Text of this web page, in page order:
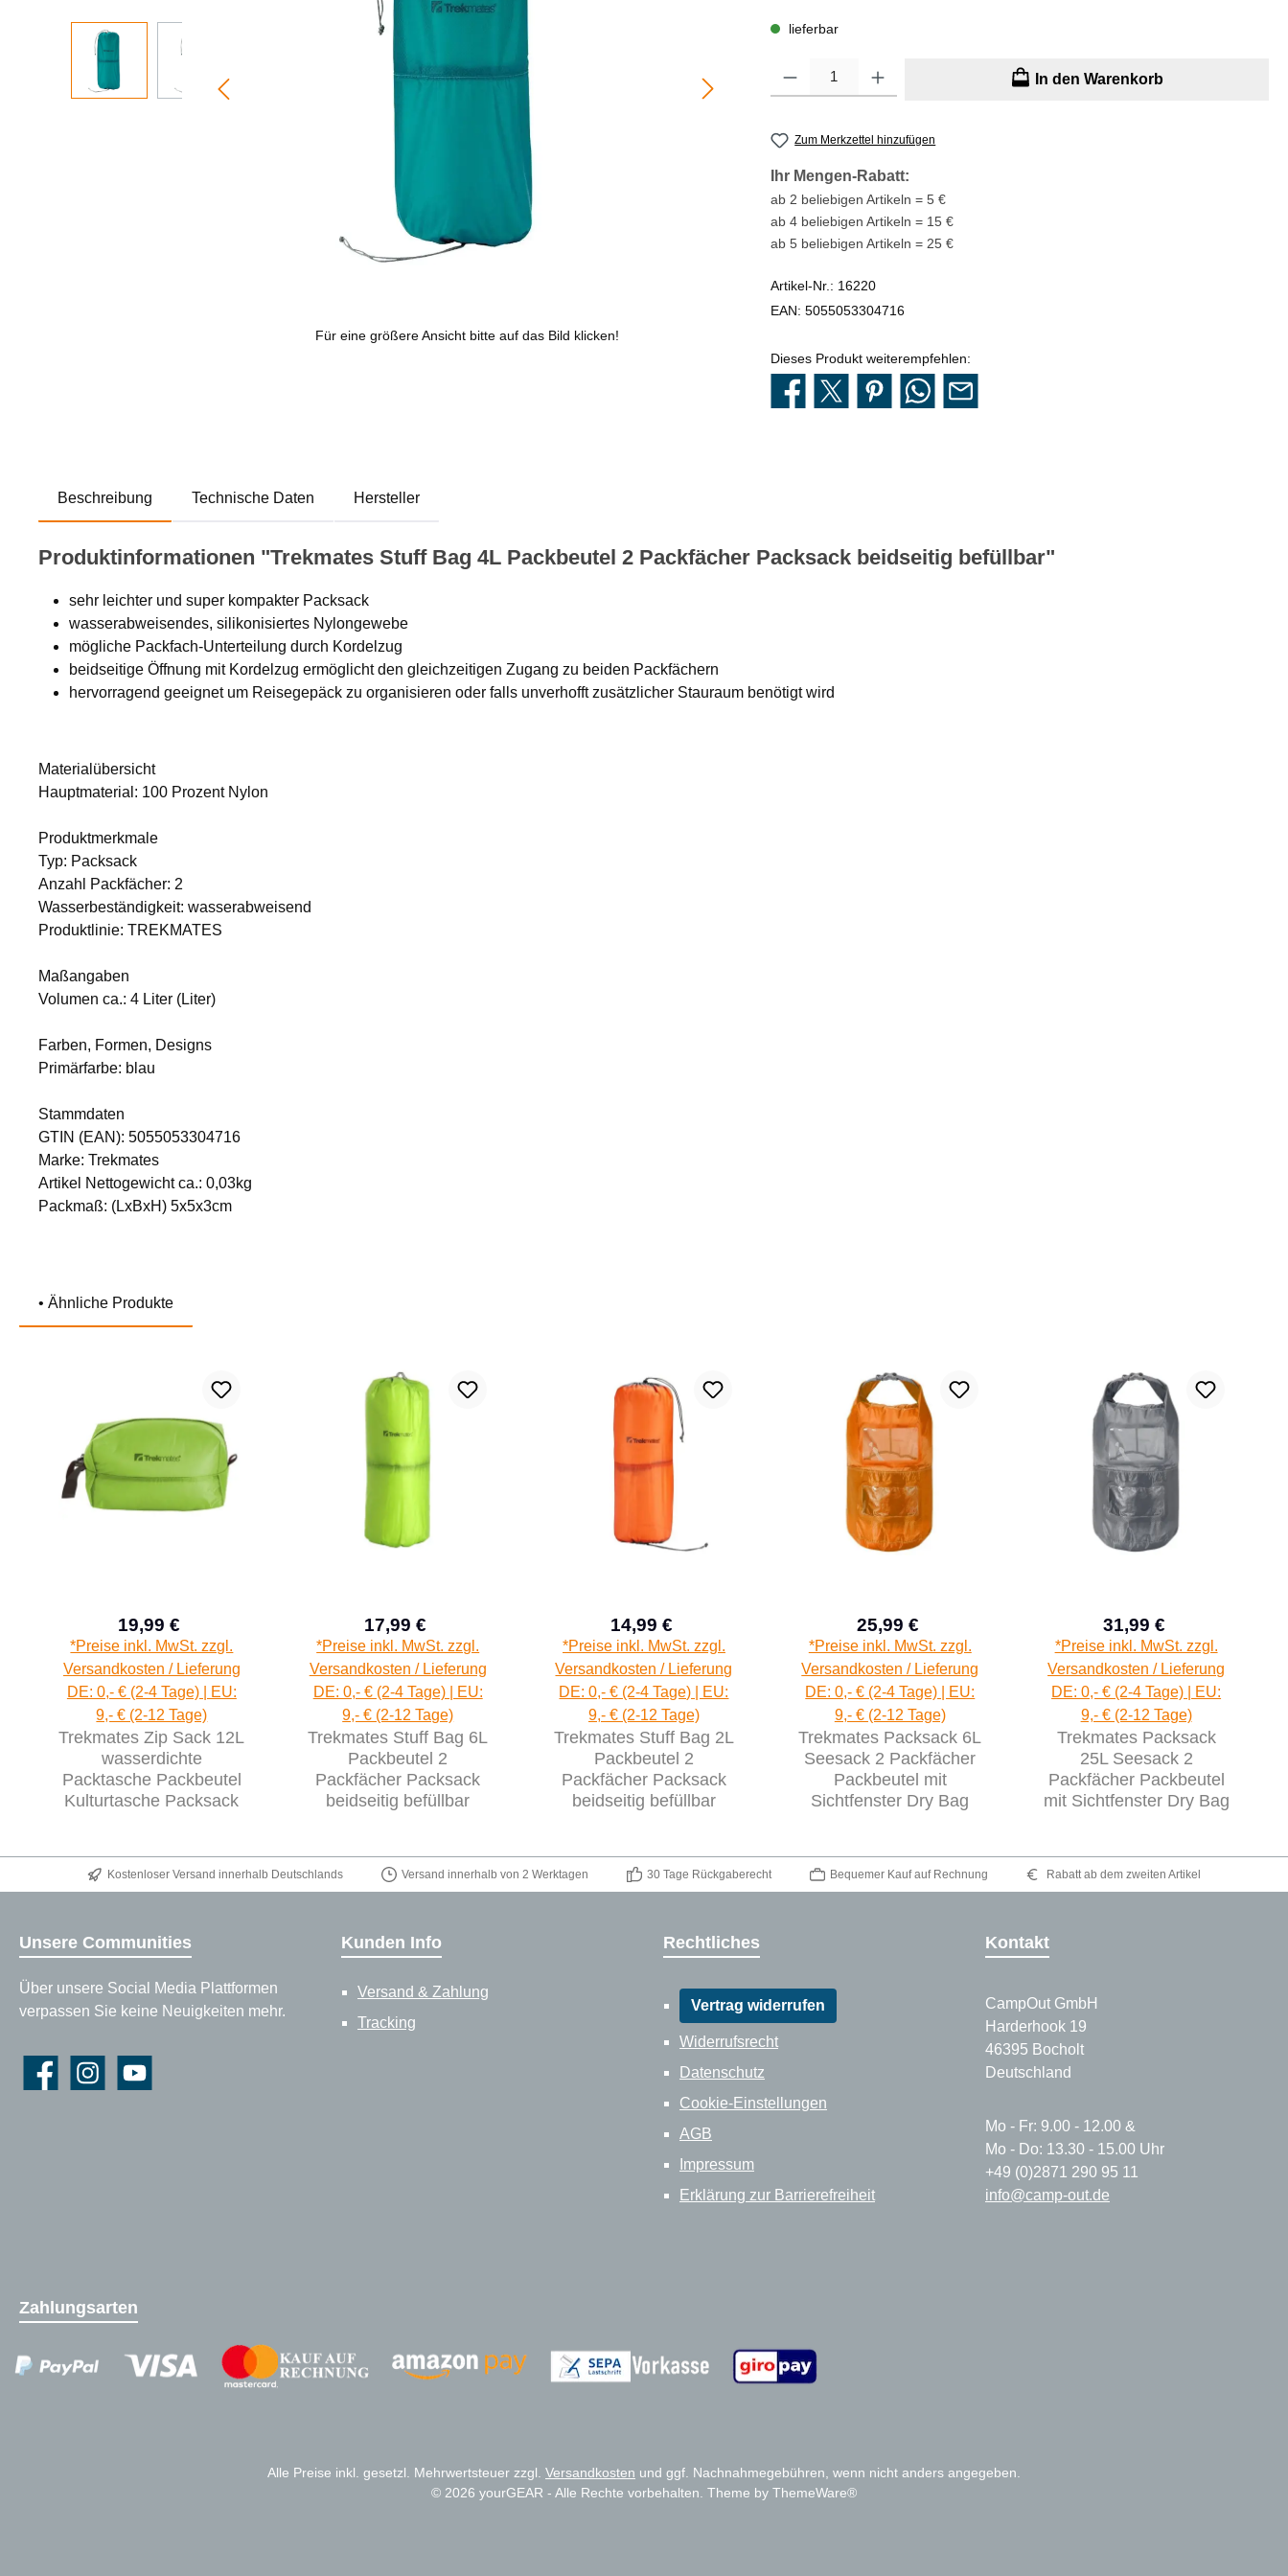
Für eine größere Ansicht bitte auf das Bild klicken!
lieferbar
Produkt Anzahl: Gib den gewünschten Wert ein oder benutze die Schaltflächen um
In den Warenkorb
Zum Merkzettel hinzufügen
Ihr Mengen-Rabatt:
ab 2 beliebigen Artikeln = 5 €
ab 4 beliebigen Artikeln = 15 €
ab 5 beliebigen Artikeln = 25 €
Artikel-Nr.: 16220
EAN: 5055053304716
Dieses Produkt weiterempfehlen:
Beschreibung Technische Daten Hersteller
Produktinformationen "Trekmates Stuff Bag 4L Packbeutel 2 Packfächer Packsack beidseitig befüllbar"
sehr leichter und super kompakter Packsack
wasserabweisendes, silikonisiertes Nylongewebe
mögliche Packfach-Unterteilung durch Kordelzug
beidseitige Öffnung mit Kordelzug ermöglicht den gleichzeitigen Zugang zu beiden Packfächern
hervorragend geeignet um Reisegepäck zu organisieren oder falls unverhofft zusätzlicher Stauraum benötigt wird
Materialübersicht
Hauptmaterial: 100 Prozent Nylon
Produktmerkmale
Typ: Packsack
Anzahl Packfächer: 2
Wasserbeständigkeit: wasserabweisend
Produktlinie: TREKMATES
Maßangaben
Volumen ca.: 4 Liter (Liter)
Farben, Formen, Designs
Primärfarbe: blau
Stammdaten
GTIN (EAN): 5055053304716
Marke: Trekmates
Artikel Nettogewicht ca.: 0,03kg
Packmaß: (LxBxH) 5x5x3cm
• Ähnliche Produkte
Verkaufspreis:
19,99 €
Regulärer Preis:
*Preise inkl. MwSt. zzgl.
Versandkosten / Lieferung
DE: 0,- € (2-4 Tage) | EU:
9,- € (2-12 Tage)
Trekmates Zip Sack 12L
wasserdichte
Packtasche Packbeutel
Kulturtasche Packsack
Verkaufspreis:
17,99 €
Regulärer Preis:
*Preise inkl. MwSt. zzgl.
Versandkosten / Lieferung
DE: 0,- € (2-4 Tage) | EU:
9,- € (2-12 Tage)
Trekmates Stuff Bag 6L
Packbeutel 2
Packfächer Packsack
beidseitig befüllbar
Verkaufspreis:
14,99 €
Regulärer Preis:
*Preise inkl. MwSt. zzgl.
Versandkosten / Lieferung
DE: 0,- € (2-4 Tage) | EU:
9,- € (2-12 Tage)
Trekmates Stuff Bag 2L
Packbeutel 2
Packfächer Packsack
beidseitig befüllbar
Verkaufspreis:
25,99 €
Regulärer Preis:
*Preise inkl. MwSt. zzgl.
Versandkosten / Lieferung
DE: 0,- € (2-4 Tage) | EU:
9,- € (2-12 Tage)
Trekmates Packsack 6L
Seesack 2 Packfächer
Packbeutel mit
Sichtfenster Dry Bag
Verkaufspreis:
31,99 €
Regulärer Preis:
*Preise inkl. MwSt. zzgl.
Versandkosten / Lieferung
DE: 0,- € (2-4 Tage) | EU:
9,- € (2-12 Tage)
Trekmates Packsack
25L Seesack 2
Packfächer Packbeutel
mit Sichtfenster Dry Bag
Kostenloser Versand innerhalb Deutschlands Versand innerhalb von 2 Werktagen 30 Tage Rückgaberecht Bequemer Kauf auf Rechnung Rabatt ab dem zweiten Artikel
Kunden Info
Versand & Zahlung
Tracking
Rechtliches
Vertrag widerrufen
Widerrufsrecht
Datenschutz
Cookie-Einstellungen
AGB
Impressum
Erklärung zur Barrierefreiheit
Kontakt
CampOut GmbH
Harderhook 19
46395 Bocholt
Deutschland
Mo - Fr: 9.00 - 12.00 &
Mo - Do: 13.30 - 15.00 Uhr
+49 (0)2871 290 95 11
info@camp-out.de
Unsere Communities
Über unsere Social Media Plattformen
verpassen Sie keine Neuigkeiten mehr.
FacebookInstagramYouTube
Zahlungsarten
Zahlungsanbieter Zahlungsanbieter Zahlungsanbieter
Alle Preise inkl. gesetzl. Mehrwertsteuer zzgl. Versandkosten und ggf. Nachnahmegebühren, wenn nicht anders angegeben.
© 2026 yourGEAR - Alle Rechte vorbehalten. Theme by ThemeWare®